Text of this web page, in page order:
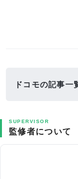
ドコモの記事一
SUPERVISOR
監修者について